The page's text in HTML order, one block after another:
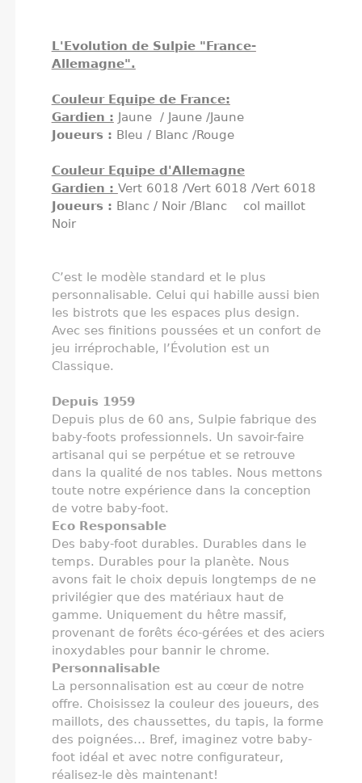
L'Evolution de Sulpie "France-
Allemagne".
Couleur Equipe de France:
Gardien : Jaune / Jaune /Jaune
Joueurs : Bleu / Blanc /Rouge
Couleur Equipe d'Allemagne
Gardien : Vert 6018 /Vert 6018 /Vert 6018
Joueurs : Blanc / Noir /Blanc col maillot
Noir
C’est le modèle standard et le plus
personnalisable. Celui qui habille aussi bien
les bistrots que les espaces plus design.
Avec ses finitions poussées et un confort de
jeu irréprochable, l’Évolution est un
Classique.
Depuis 1959
Depuis plus de 60 ans, Sulpie fabrique des
baby-foots professionnels. Un savoir-faire
artisanal qui se perpétue et se retrouve
dans la qualité de nos tables. Nous mettons
toute notre expérience dans la conception
de votre baby-foot.
Eco Responsable
Des baby-foot durables. Durables dans le
temps. Durables pour la planète. Nous
avons fait le choix depuis longtemps de ne
privilégier que des matériaux haut de
gamme. Uniquement du hêtre massif,
provenant de forêts éco-gérées et des aciers
inoxydables pour bannir le chrome.
Personnalisable
La personnalisation est au cœur de notre
offre. Choisissez la couleur des joueurs, des
maillots, des chaussettes, du tapis, la forme
des poignées… Bref, imaginez votre baby-
foot idéal et avec notre configurateur,
réalisez-le dès maintenant!